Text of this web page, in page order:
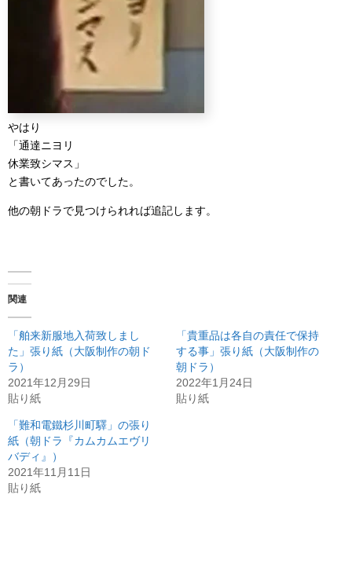
やはり
「通達ニヨリ
休業致シマス」
と書いてあったのでした。
他の朝ドラで見つけられれば追記します。
関連
「舶来新服地入荷致しまし
た」張り紙（大阪制作の朝ド
ラ）
2021年12月29日
貼り紙
「貴重品は各自の責任で保持
する事」張り紙（大阪制作の
朝ドラ）
2022年1月24日
貼り紙
「難和電鐵杉川町驛」の張り
紙（朝ドラ『カムカムエヴリ
バディ』）
2021年11月11日
貼り紙